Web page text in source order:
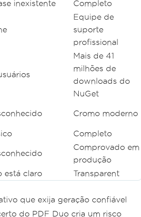
inexistente Completo
Equipe de
suporte
profissional
Mais de 41
milhões de
downloads do
NuGet
Cromo moderno
Completo
Comprovado em
produção
está claro Transparent
que exija geração confiável
do PDF Duo cria um risco